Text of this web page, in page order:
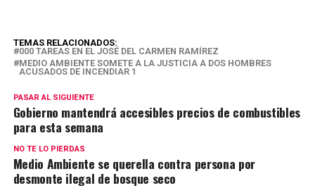
TEMAS RELACIONADOS:
000 TAREAS EN EL JOSÉ DEL CARMEN RAMÍREZ
MEDIO AMBIENTE SOMETE A LA JUSTICIA A DOS HOMBRES
ACUSADOS DE INCENDIAR 1
PASAR AL SIGUIENTE
Gobierno mantendrá accesibles precios de combustibles
para esta semana
NO TE LO PIERDAS
Medio Ambiente se querella contra persona por
desmonte ilegal de bosque seco